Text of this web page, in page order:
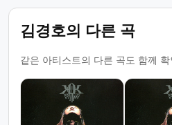
김경호의 다른 곡
같은 아티스트의 다른 곡도 함께 확